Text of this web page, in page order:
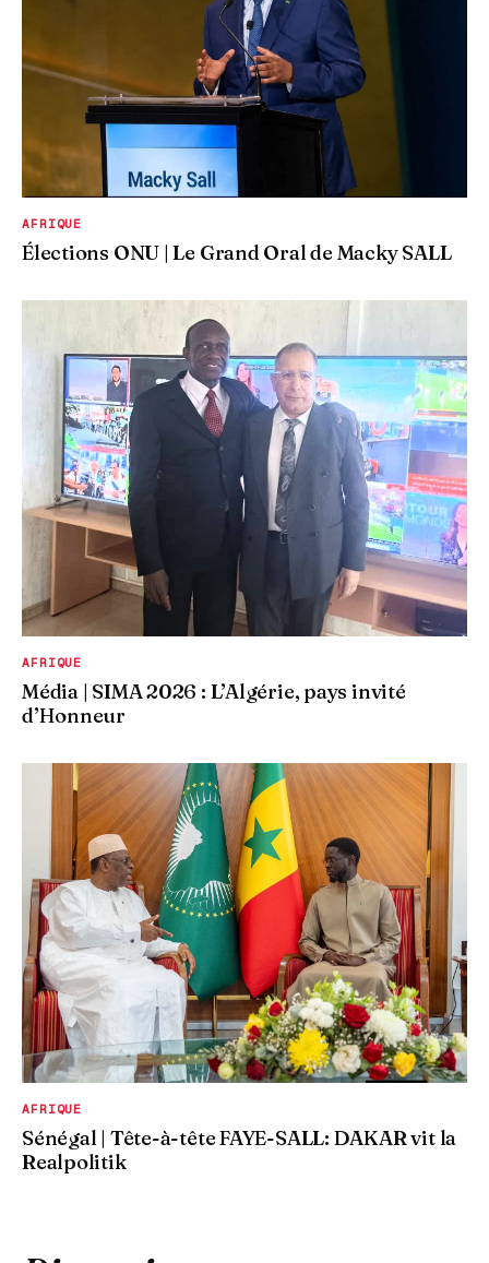
AFRIQUE
Élections ONU | Le Grand Oral de Macky SALL
AFRIQUE
Média | SIMA 2026 : L’Algérie, pays invité
d’Honneur
AFRIQUE
Sénégal | Tête-à-tête FAYE-SALL: DAKAR vit la
Realpolitik